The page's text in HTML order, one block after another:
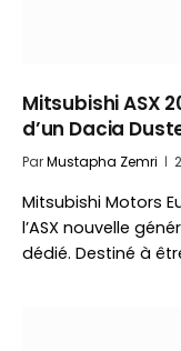
Mitsubishi ASX
d’un Dacia
ParMustapha Zemri
Mitsubishi Motors
l’ASX nouvelle
dédié. Destiné à